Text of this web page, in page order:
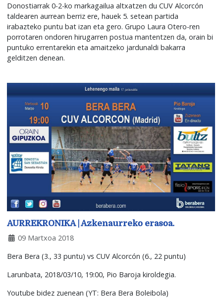
Donostiarrak 0-2-ko markagailua altxatzen du CUV Alcorcón
taldearen aurrean berriz ere, hauek 5. setean partida
irabazteko puntu bat izan eta gero. Grupo Laura Otero-ren
porrotaren ondoren hirugarren postua mantentzen da, orain bi
puntuko errentarekin eta amaitzeko jardunaldi bakarra
gelditzen denean.
AURREKRONIKA | Azkenaurreko erasoa.
09 Martxoa 2018
Bera Bera (3., 33 puntu) vs CUV Alcorcón (6., 22 puntu)
Larunbata, 2018/03/10, 19:00, Pio Baroja kiroldegia.
Youtube bidez zuenean (YT: Bera Bera Boleibola)